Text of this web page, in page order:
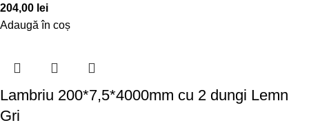
204,00 lei
Adaugă în coș
Lambriu 200*7,5*4000mm cu 2 dungi Lemn
Gri